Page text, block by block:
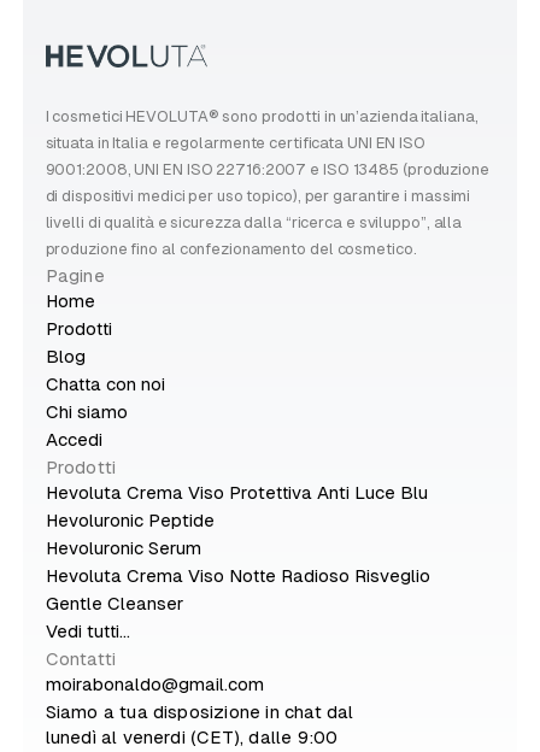
I cosmetici HEVOLUTA® sono prodotti in un’azienda italiana,
situata in Italia e regolarmente certificata UNI EN ISO
9001:2008, UNI EN ISO 22716:2007 e ISO 13485 (produzione
di dispositivi medici per uso topico), per garantire i massimi
livelli di qualità e sicurezza dalla “ricerca e sviluppo”, alla
produzione fino al confezionamento del cosmetico.
Pagine
Home
Prodotti
Blog
Chatta con noi
Chi siamo
Accedi
Prodotti
Hevoluta Crema Viso Protettiva Anti Luce Blu
Hevoluronic Peptide
Hevoluronic Serum
Hevoluta Crema Viso Notte Radioso Risveglio
Gentle Cleanser
Vedi tutti...
Contatti
moirabonaldo@gmail.com
Siamo a tua disposizione in chat dal
lunedì al venerdi (CET), dalle 9:00